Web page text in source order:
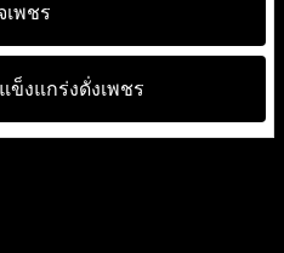
เพชร
ข็งแกร่งดั่งเพชร